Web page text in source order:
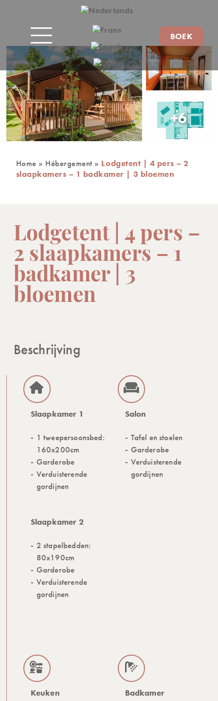
BOEK
+6
Home » Hébergement » Lodgetent | 4 pers – 2
slaapkamers – 1 badkamer | 3 bloemen
Lodgetent | 4 pers –
2 slaapkamers – 1
badkamer | 3
bloemen
Beschrijving
Slaapkamer 1
1 tweepersoonsbed:
160x200cm
Garderobe
Verduisterende
gordijnen
Slaapkamer 2
2 stapelbedden:
80x190cm
Garderobe
Verduisterende
gordijnen
Salon
Tafel en stoelen
Garderobe
Verduisterende
gordijnen
Keuken Badkamer